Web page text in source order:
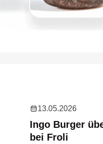
13.05.2026
Ingo Burger
bei Froli